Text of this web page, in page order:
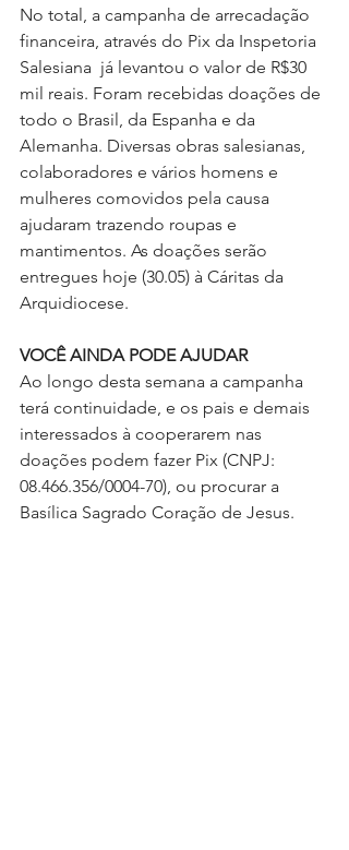
No total, a campanha de arrecadação
financeira, através do Pix da Inspetoria
Salesiana  já levantou o valor de R$30
mil reais. Foram recebidas doações de
todo o Brasil, da Espanha e da
Alemanha. Diversas obras salesianas,
colaboradores e vários homens e
mulheres comovidos pela causa
ajudaram trazendo roupas e
mantimentos. As doações serão
entregues hoje (30.05) à Cáritas da
Arquidiocese.
VOCÊ AINDA PODE AJUDAR
Ao longo desta semana a campanha
terá continuidade, e os pais e demais
interessados à cooperarem nas
doações podem fazer Pix (CNPJ:
08.466.356/0004-70), ou procurar a
Basílica Sagrado Coração de Jesus.